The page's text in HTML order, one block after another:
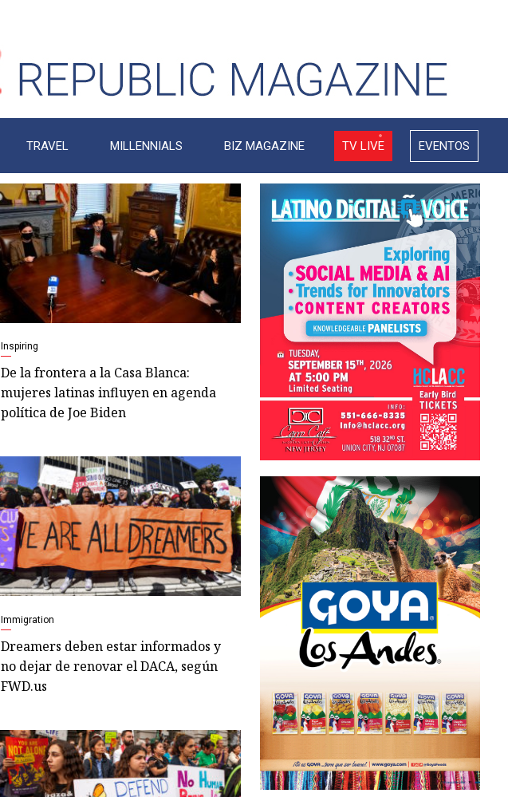
TRAVEL MILLENNIALS BIZ MAGAZINE TV LIVE EVENTOS
Inspiring
De la frontera a la Casa Blanca:
mujeres latinas influyen en agenda
política de Joe Biden
Immigration
Dreamers deben estar informados y
no dejar de renovar el DACA, según
FWD.us